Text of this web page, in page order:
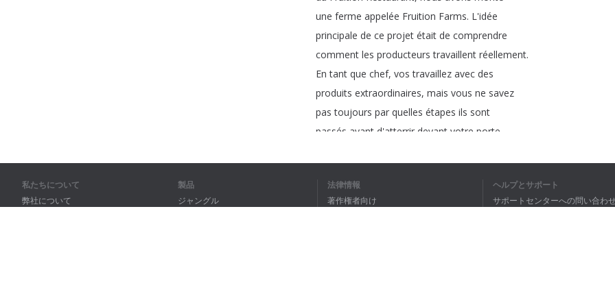
une ferme appelée Fruition Farms. L'idée
principale de ce projet était de comprendre
comment les producteurs travaillent réellement.
En tant que chef, vos travaillez avec des
produits extraordinaires, mais vous ne savez
pas toujours par quelles étapes ils sont
passés avant d'atterrir devant votre porte
Jody:Voilà délicieuse,
que vous pouvez déguster au cœur de Union
私たちについて
弊社について
製品
ジャングル
法律情報
著作権者向け
ヘルプとサポート
サポートセンターへの問い合わ